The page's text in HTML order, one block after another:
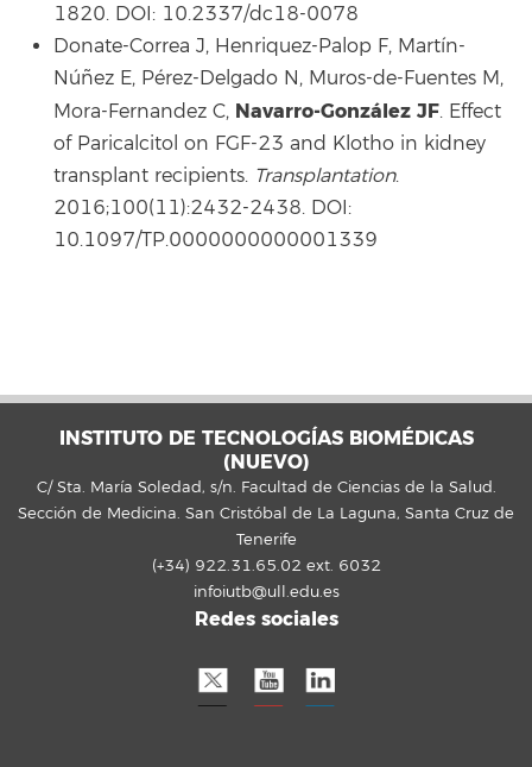
1820. DOI: 10.2337/dc18-0078
Donate-Correa J, Henriquez-Palop F, Martín-
Núñez E, Pérez-Delgado N, Muros-de-Fuentes M,
Mora-Fernandez C, Navarro-González JF. Effect
of Paricalcitol on FGF-23 and Klotho in kidney
transplant recipients. Transplantation.
2016;100(11):2432-2438. DOI:
10.1097/TP.0000000000001339
INSTITUTO DE TECNOLOGÍAS BIOMÉDICAS
(NUEVO)
C/ Sta. María Soledad, s/n. Facultad de Ciencias de la Salud.
Sección de Medicina. San Cristóbal de La Laguna, Santa Cruz de
Tenerife
(+34) 922.31.65.02 ext. 6032
infoiutb@ull.edu.es
Redes sociales